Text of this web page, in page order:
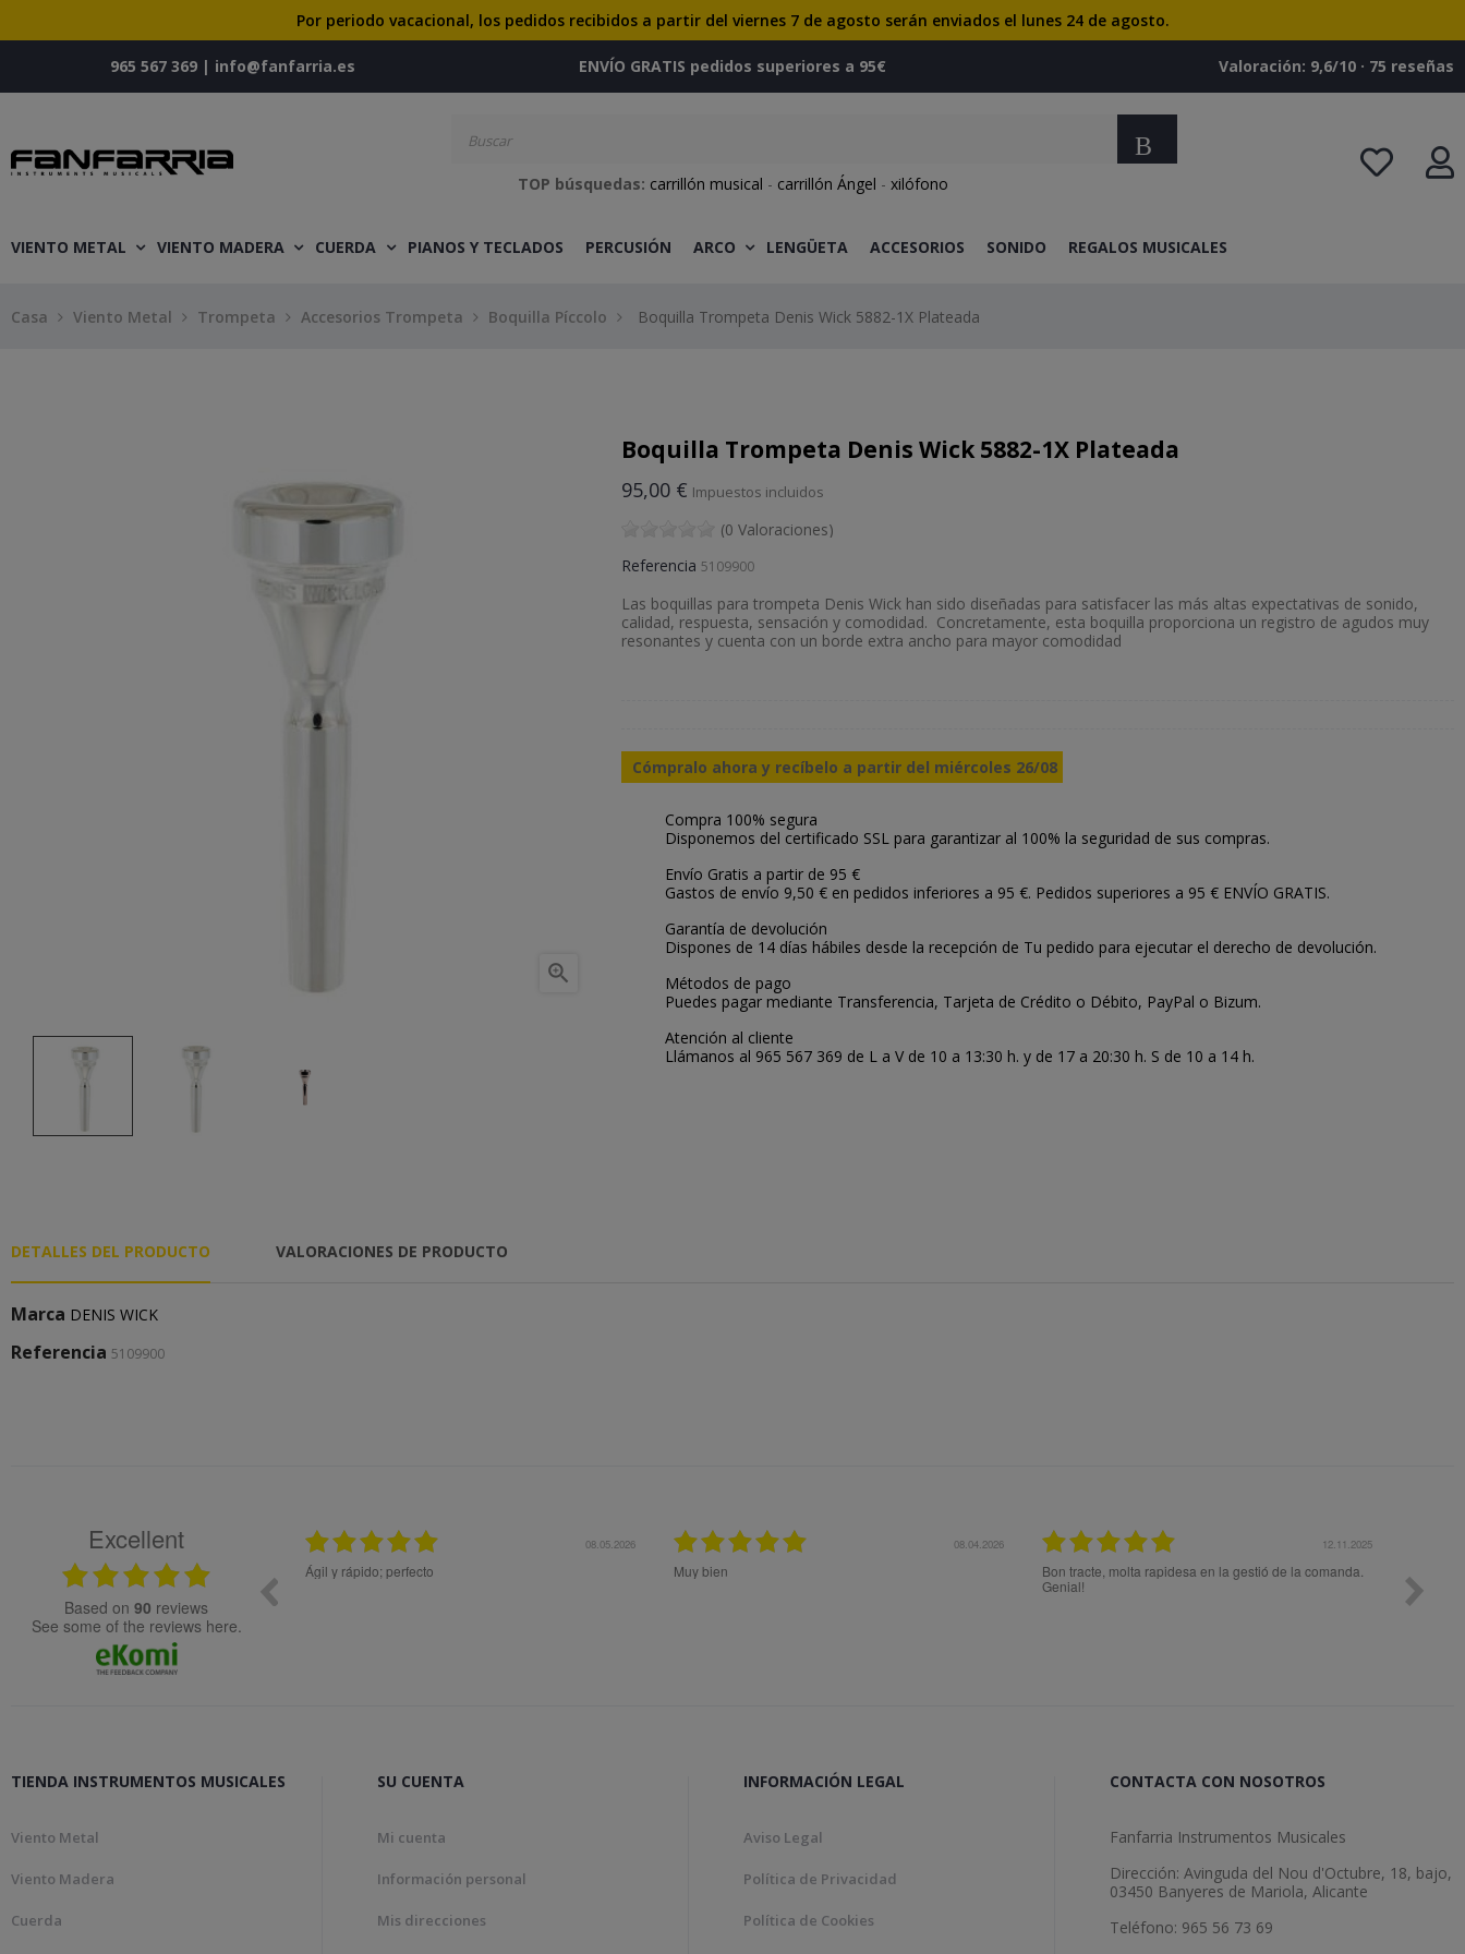
Por periodo vacacional, los pedidos recibidos a partir del viernes 7 de agosto serán enviados el lunes 24 de agosto.
965 567 369 | info@fanfarria.es ENVÍO GRATIS pedidos superiores a 95€ Valoración: 9,6/10 · ‎75 reseñas
Buscar
TOP búsquedas: carrillón musical - carrillón Ángel - xilófono
VIENTO METAL VIENTO MADERA CUERDA PIANOS Y TECLADOS PERCUSIÓN ARCO LENGÜETA ACCESORIOS SONIDO REGALOS MUSICALES
Casa Viento Metal Trompeta Accesorios Trompeta Boquilla Píccolo Boquilla Trompeta Denis Wick 5882-1X Plateada

Boquilla Trompeta Denis Wick 5882-1X Plateada
95,00 € Impuestos incluidos
(0 Valoraciones)
Referencia 5109900
Las boquillas para trompeta Denis Wick han sido diseñadas para satisfacer las más altas expectativas de sonido,
calidad, respuesta, sensación y comodidad. Concretamente, esta boquilla proporciona un registro de agudos muy
resonantes y cuenta con un borde extra ancho para mayor comodidad
Cómpralo ahora y recíbelo a partir del miércoles 26/08
Compra 100% segura
Disponemos del certificado SSL para garantizar al 100% la seguridad de sus compras.
Envío Gratis a partir de 95 €
Gastos de envío 9,50 € en pedidos inferiores a 95 €. Pedidos superiores a 95 € ENVÍO GRATIS.
Garantía de devolución
Dispones de 14 días hábiles desde la recepción de Tu pedido para ejecutar el derecho de devolución.
Métodos de pago
Puedes pagar mediante Transferencia, Tarjeta de Crédito o Débito, PayPal o Bizum.
Atención al cliente
Llámanos al 965 567 369 de L a V de 10 a 13:30 h. y de 17 a 20:30 h. S de 10 a 14 h.
DETALLES DEL PRODUCTO VALORACIONES DE PRODUCTO
Marca DENIS WICK
Referencia 5109900
Excellent
based on 90 reviews
see some of the reviews here.
08.05.2026
Ágil y rápido; perfecto
08.04.2026
Muy bien
12.11.2025
Bon tracte, molta rapidesa en la gestió de la comanda.
Todo ok
TIENDA INSTRUMENTOS MUSICALES
Viento Metal
Viento Madera
Cuerda
SU CUENTA
Mi cuenta
Información personal
Mis direcciones
INFORMACIÓN LEGAL
Aviso Legal
Política de Privacidad
Política de Cookies
CONTACTA CON NOSOTROS
Fanfarria Instrumentos Musicales
Dirección: Avinguda del Nou d'Octubre, 18, bajo,
03450 Banyeres de Mariola, Alicante
Teléfono: 965 56 73 69